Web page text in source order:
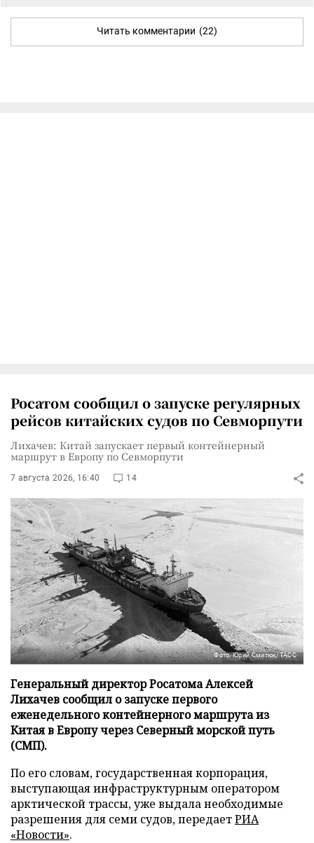
Читать комментарии (22)
Росатом сообщил о запуске регулярных
рейсов китайских судов по Севморпути
Лихачев: Китай запускает первый контейнерный
маршрут в Европу по Севморпути
7 августа 2026, 16:40 14
Фото: Юрий Смитюк/ТАСС
Генеральный директор Росатома Алексей
Лихачев сообщил о запуске первого
еженедельного контейнерного маршрута из
Китая в Европу через Северный морской путь
(СМП).
По его словам, государственная корпорация,
выступающая инфраструктурным оператором
арктической трассы, уже выдала необходимые
разрешения для семи судов, передаетРИА
«Новости».